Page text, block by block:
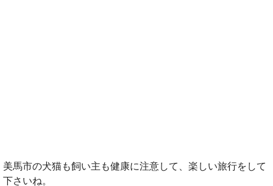
美馬市の犬猫も飼い主も健康に注意して、楽しい旅行をして
下さいね。